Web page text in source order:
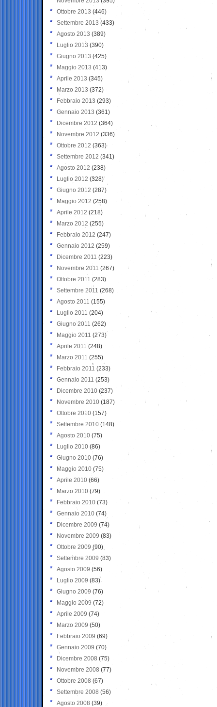
Ottobre 2013 (446)
Settembre 2013 (433)
Agosto 2013 (389)
Luglio 2013 (390)
Giugno 2013 (425)
Maggio 2013 (413)
Aprile 2013 (345)
Marzo 2013 (372)
Febbraio 2013 (293)
Gennaio 2013 (361)
Dicembre 2012 (364)
Novembre 2012 (336)
Ottobre 2012 (363)
Settembre 2012 (341)
Agosto 2012 (238)
Luglio 2012 (328)
Giugno 2012 (287)
Maggio 2012 (258)
Aprile 2012 (218)
Marzo 2012 (255)
Febbraio 2012 (247)
Gennaio 2012 (259)
Dicembre 2011 (223)
Novembre 2011 (267)
Ottobre 2011 (283)
Settembre 2011 (268)
Agosto 2011 (155)
Luglio 2011 (204)
Giugno 2011 (262)
Maggio 2011 (273)
Aprile 2011 (248)
Marzo 2011 (255)
Febbraio 2011 (233)
Gennaio 2011 (253)
Dicembre 2010 (237)
Novembre 2010 (187)
Ottobre 2010 (157)
Settembre 2010 (148)
Agosto 2010 (75)
Luglio 2010 (86)
Giugno 2010 (76)
Maggio 2010 (75)
Aprile 2010 (66)
Marzo 2010 (79)
Febbraio 2010 (73)
Gennaio 2010 (74)
Dicembre 2009 (74)
Novembre 2009 (83)
Ottobre 2009 (90)
Settembre 2009 (83)
Agosto 2009 (56)
Luglio 2009 (83)
Giugno 2009 (76)
Maggio 2009 (72)
Aprile 2009 (74)
Marzo 2009 (50)
Febbraio 2009 (69)
Gennaio 2009 (70)
Dicembre 2008 (75)
Novembre 2008 (77)
Ottobre 2008 (67)
Settembre 2008 (56)
Agosto 2008 (39)